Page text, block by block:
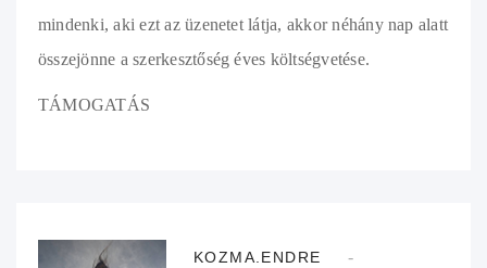
mindenki, aki ezt az üzenetet látja, akkor néhány nap alatt
összejönne a szerkesztőség éves költségvetése.
TÁMOGATÁS
KOZMA.ENDRE